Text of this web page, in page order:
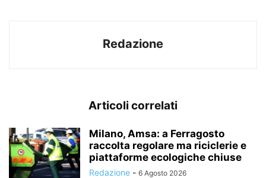
Redazione
Articoli correlati
Milano, Amsa: a Ferragosto
raccolta regolare ma riciclerie e
piattaforme ecologiche chiuse
Redazione - 6 Agosto 2026